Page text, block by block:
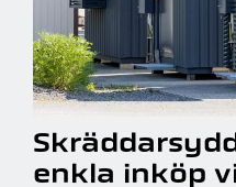
enkla inköp